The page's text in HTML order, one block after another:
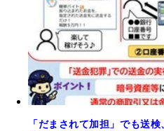
「だまされて加担」でも送